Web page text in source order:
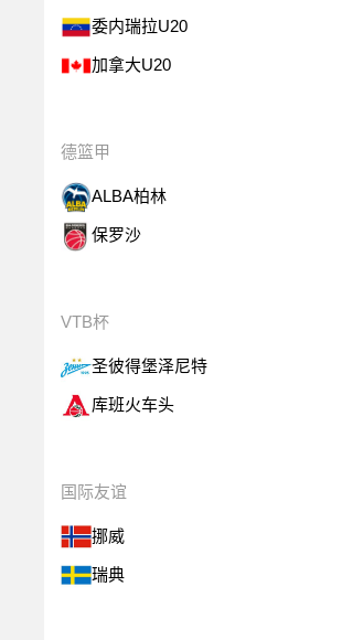
委内瑞拉U20
加拿大U20
德篮甲
ALBA柏林
保罗沙
VTB杯
圣彼得堡泽尼特
库班火车头
国际友谊
挪威
瑞典